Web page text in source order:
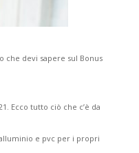
che devi sapere sul Bonus
Ecco tutto ciò che c’è da
e pvc per i propri